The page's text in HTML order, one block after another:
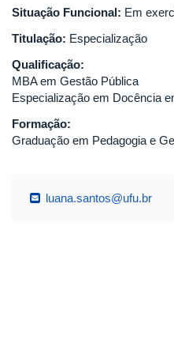
Situação Funcional: Em
Titulação: Especialização
Qualificação:
MBA em Gestão Pública
Especialização em Docência
Formação:
Graduação em Pedagogia e
luana.santos@ufu.br